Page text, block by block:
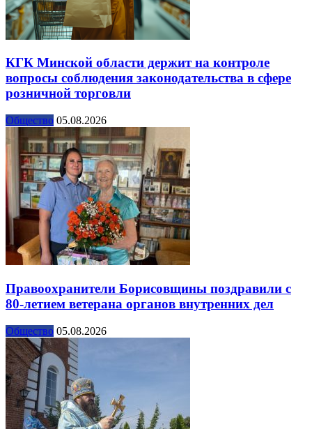
КГК Минской области держит на контроле
вопросы соблюдения законодательства в сфере
розничной торговли
Общество 05.08.2026
Правоохранители Борисовщины поздравили с
80-летием ветерана органов внутренних дел
Общество 05.08.2026